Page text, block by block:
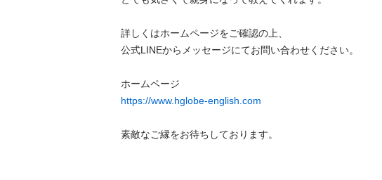
詳しくはホームページをご確認の上、
公式LINEからメッセージにてお問い合わせください。
https://www.hglobe-english.com
素敵なご縁をお待ちしております。